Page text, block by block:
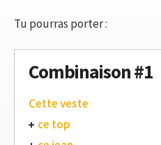
Tu pourras porter :
Combinaison #1
Cette veste
ce top